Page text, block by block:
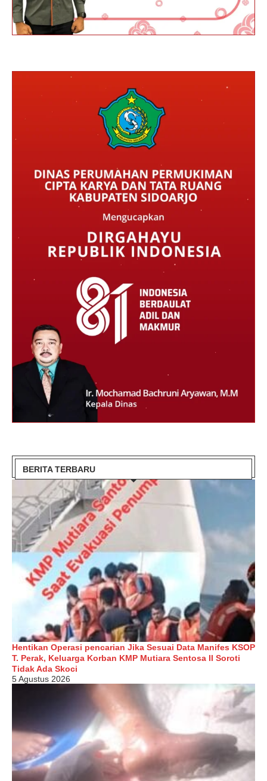
BERITA TERBARU
Hentikan Operasi pencarian Jika Sesuai Data Manifes KSOP
T. Perak, Keluarga Korban KMP Mutiara Sentosa II Soroti
Tidak Ada Skoci
5 Agustus 2026